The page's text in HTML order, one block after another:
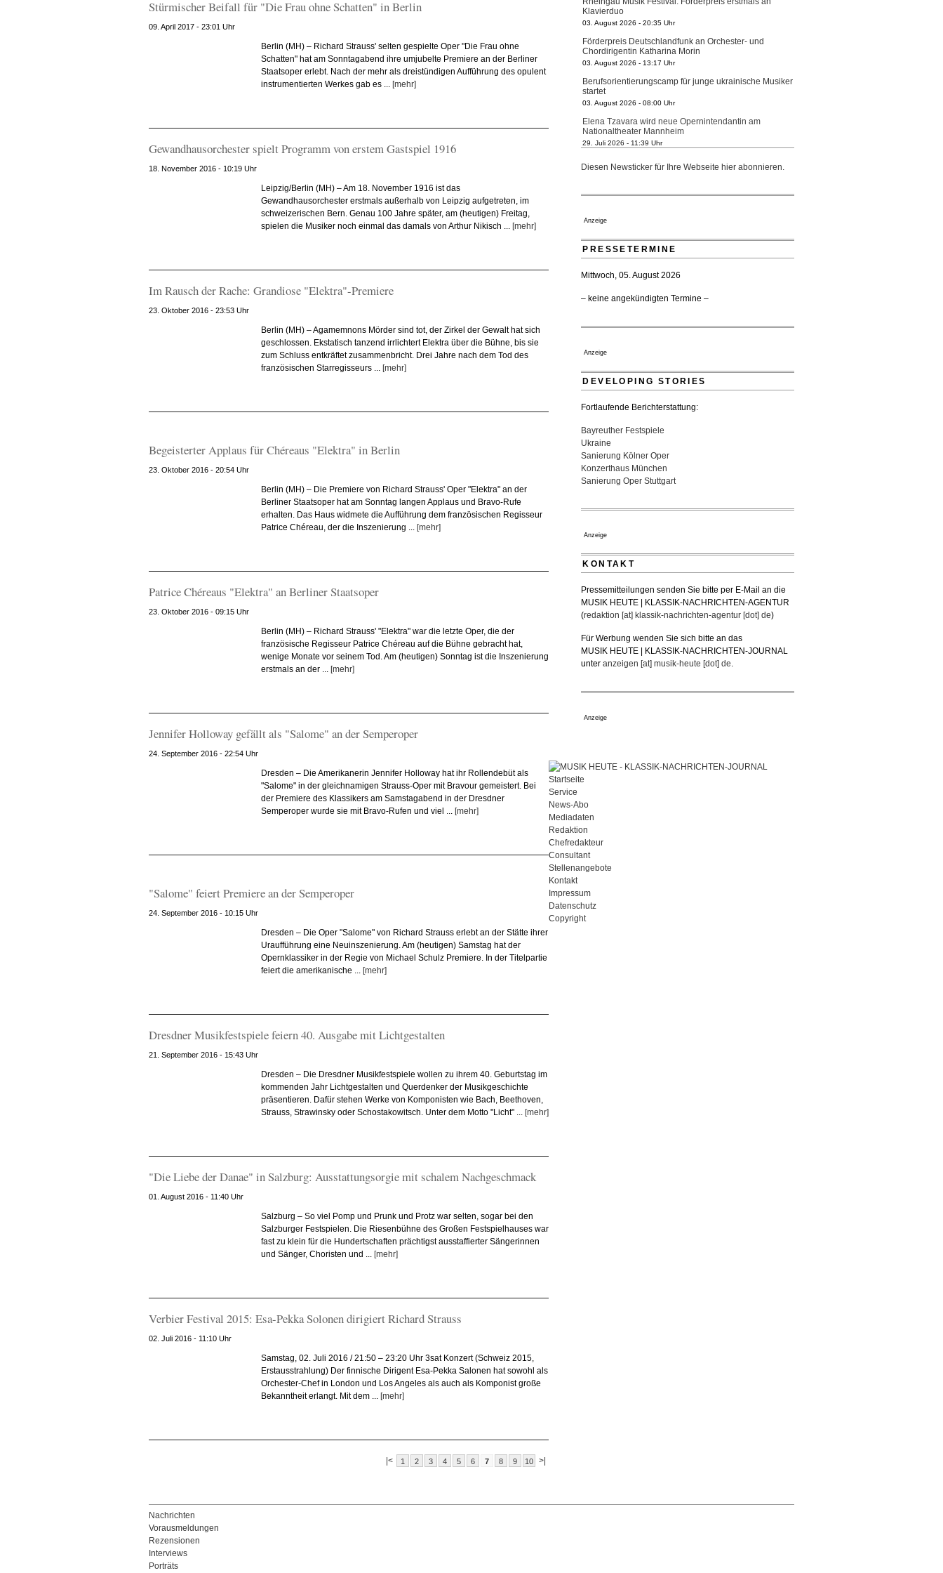
Stürmischer Beifall für "Die Frau ohne Schatten" in Berlin
09. April 2017 - 23:01 Uhr
Berlin (MH) – Richard Strauss' selten gespielte Oper "Die Frau ohne
Schatten" hat am Sonntagabend ihre umjubelte Premiere an der Berliner
Staatsoper erlebt. Nach der mehr als dreistündigen Aufführung des opulent
instrumentierten Werkes gab es ... [mehr]
Gewandhausorchester spielt Programm von erstem Gastspiel 1916
18. November 2016 - 10:19 Uhr
Leipzig/Berlin (MH) – Am 18. November 1916 ist das
Gewandhausorchester erstmals außerhalb von Leipzig aufgetreten, im
schweizerischen Bern. Genau 100 Jahre später, am (heutigen) Freitag,
spielen die Musiker noch einmal das damals von Arthur Nikisch ... [mehr]
Im Rausch der Rache: Grandiose "Elektra"-Premiere
23. Oktober 2016 - 23:53 Uhr
Berlin (MH) – Agamemnons Mörder sind tot, der Zirkel der Gewalt hat sich
geschlossen. Ekstatisch tanzend irrlichtert Elektra über die Bühne, bis sie
zum Schluss entkräftet zusammenbricht. Drei Jahre nach dem Tod des
französischen Starregisseurs ... [mehr]
Begeisterter Applaus für Chéreaus "Elektra" in Berlin
23. Oktober 2016 - 20:54 Uhr
Berlin (MH) – Die Premiere von Richard Strauss' Oper "Elektra" an der
Berliner Staatsoper hat am Sonntag langen Applaus und Bravo-Rufe
erhalten. Das Haus widmete die Aufführung dem französischen Regisseur
Patrice Chéreau, der die Inszenierung ... [mehr]
Patrice Chéreaus "Elektra" an Berliner Staatsoper
23. Oktober 2016 - 09:15 Uhr
Berlin (MH) – Richard Strauss' "Elektra" war die letzte Oper, die der
französische Regisseur Patrice Chéreau auf die Bühne gebracht hat,
wenige Monate vor seinem Tod. Am (heutigen) Sonntag ist die Inszenierung
erstmals an der ... [mehr]
Jennifer Holloway gefällt als "Salome" an der Semperoper
24. September 2016 - 22:54 Uhr
Dresden – Die Amerikanerin Jennifer Holloway hat ihr Rollendebüt als
"Salome" in der gleichnamigen Strauss-Oper mit Bravour gemeistert. Bei
der Premiere des Klassikers am Samstagabend in der Dresdner
Semperoper wurde sie mit Bravo-Rufen und viel ... [mehr]
"Salome" feiert Premiere an der Semperoper
24. September 2016 - 10:15 Uhr
Dresden – Die Oper "Salome" von Richard Strauss erlebt an der Stätte ihrer
Uraufführung eine Neuinszenierung. Am (heutigen) Samstag hat der
Opernklassiker in der Regie von Michael Schulz Premiere. In der Titelpartie
feiert die amerikanische ... [mehr]
Dresdner Musikfestspiele feiern 40. Ausgabe mit Lichtgestalten
21. September 2016 - 15:43 Uhr
Dresden – Die Dresdner Musikfestspiele wollen zu ihrem 40. Geburtstag im
kommenden Jahr Lichtgestalten und Querdenker der Musikgeschichte
präsentieren. Dafür stehen Werke von Komponisten wie Bach, Beethoven,
Strauss, Strawinsky oder Schostakowitsch. Unter dem Motto "Licht" ... [mehr]
"Die Liebe der Danae" in Salzburg: Ausstattungsorgie mit schalem Nachgeschmack
01. August 2016 - 11:40 Uhr
Salzburg – So viel Pomp und Prunk und Protz war selten, sogar bei den
Salzburger Festspielen. Die Riesenbühne des Großen Festspielhauses war
fast zu klein für die Hundertschaften prächtigst ausstaffierter Sängerinnen
und Sänger, Choristen und ... [mehr]
Verbier Festival 2015: Esa-Pekka Solonen dirigiert Richard Strauss
02. Juli 2016 - 11:10 Uhr
Samstag, 02. Juli 2016 / 21:50 – 23:20 Uhr 3sat Konzert (Schweiz 2015,
Erstausstrahlung) Der finnische Dirigent Esa-Pekka Salonen hat sowohl als
Orchester-Chef in London und Los Angeles als auch als Komponist große
Bekanntheit erlangt. Mit dem ... [mehr]
|< 1 2 3 4 5 6 7 8 9 10 >|
Klavierduo
03. August 2026 - 20:35 Uhr
Chordirigentin Katharina Morin
03. August 2026 - 13:17 Uhr
startet
03. August 2026 - 08:00 Uhr
Nationaltheater Mannheim
29. Juli 2026 - 11:39 Uhr
geht 2027
Kammerorchester Heilbronn: Chefdirigent Risto Joost
Ensemblemitglieder
20. Juli 2026 - 18:15 Uhr
Bayreuth erwartet prominente Gäste zum Start der
Festspiele
17. Juli 2026 - 18:03 Uhr
Quatuor Ebène wird mit Bremer Musikfest-Preis
04. August 2026 - 13:30 Uhr
Diesen Newsticker für Ihre Webseite hier abonnieren.
Anzeige
PRESSETERMINE
Mittwoch, 05. August 2026
– keine angekündigten Termine –
Anzeige
DEVELOPING STORIES
Fortlaufende Berichterstattung:
Bayreuther Festspiele
Ukraine
Sanierung Kölner Oper
Konzerthaus München
Sanierung Oper Stuttgart
Anzeige
KONTAKT
Pressemitteilungen senden Sie bitte per E-Mail an die
MUSIK HEUTE | KLASSIK-NACHRICHTEN-AGENTUR
(redaktion [at] klassik-nachrichten-agentur [dot] de)
Für Werbung wenden Sie sich bitte an das
MUSIK HEUTE | KLASSIK-NACHRICHTEN-JOURNAL
unteranzeigen [at] musik-heute [dot] de.
Anzeige
Startseite
Service
News-Abo
Mediadaten
Redaktion
Chefredakteur
Consultant
Stellenangebote
Kontakt
Impressum
Datenschutz
Copyright
Nachrichten
Vorausmeldungen
Rezensionen
Interviews
Porträts